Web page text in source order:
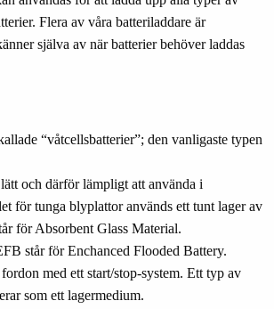
Flera av våra batteriladdare är
själva av när batterier behöver laddas
“våtcellsbatterier”; den vanligaste typen
och därför lämpligt att använda i
för tunga blyplattor används ett tunt lager av
för Absorbent Glass Material.
står för Enchanced Flooded Battery.
med ett start/stop-system. Ett typ av
som ett lagermedium.